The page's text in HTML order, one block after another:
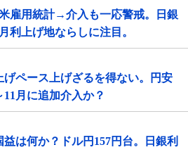
雇用統計→介入も一応警戒。日銀
利上げ地ならしに注目。
ペース上げざるを得ない。円安
月に追加介入か？
は何か？ドル円157円台。日銀利